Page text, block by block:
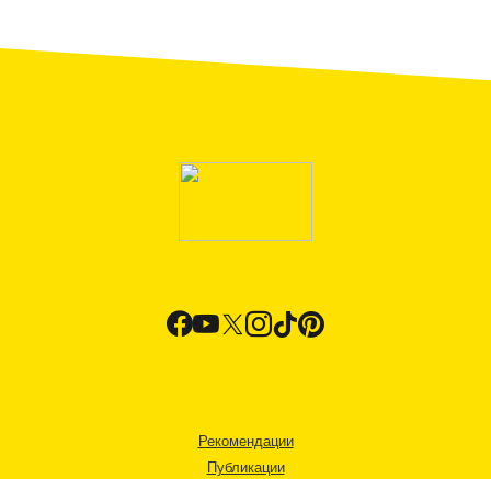
Рекомендации
Публикации